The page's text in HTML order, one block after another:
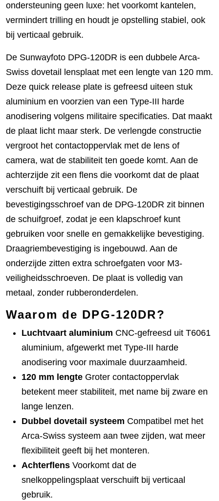
ondersteuning geen luxe: het voorkomt kantelen,
vermindert trilling en houdt je opstelling stabiel, ook
bij verticaal gebruik.
De Sunwayfoto DPG-120DR is een dubbele Arca-
Swiss dovetail lensplaat met een lengte van 120 mm.
Deze quick release plate is gefreesd uiteen stuk
aluminium en voorzien van een Type-III harde
anodisering volgens militaire specificaties. Dat maakt
de plaat licht maar sterk. De verlengde constructie
vergroot het contactoppervlak met de lens of
camera, wat de stabiliteit ten goede komt. Aan de
achterzijde zit een flens die voorkomt dat de plaat
verschuift bij verticaal gebruik. De
bevestigingsschroef van de DPG-120DR zit binnen
de schuifgroef, zodat je een klapschroef kunt
gebruiken voor snelle en gemakkelijke bevestiging.
Draagriembevestiging is ingebouwd. Aan de
onderzijde zitten extra schroefgaten voor M3-
veiligheidsschroeven. De plaat is volledig van
metaal, zonder rubberonderdelen.
Waarom de DPG-120DR?
Luchtvaart aluminium CNC-gefreesd uit T6061
aluminium, afgewerkt met Type-III harde
anodisering voor maximale duurzaamheid.
120 mm lengte Groter contactoppervlak
betekent meer stabiliteit, met name bij zware en
lange lenzen.
Dubbel dovetail systeem Compatibel met het
Arca-Swiss systeem aan twee zijden, wat meer
flexibiliteit geeft bij het monteren.
Achterflens Voorkomt dat de
snelkoppelingsplaat verschuift bij verticaal
gebruik.